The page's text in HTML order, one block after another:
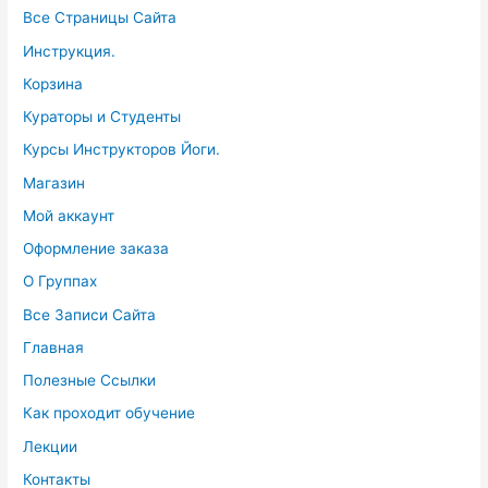
Все Страницы Сайта
Инструкция.
Корзина
Кураторы и Студенты
Курсы Инструкторов Йоги.
Магазин
Мой аккаунт
Оформление заказа
О Группах
Все Записи Сайта
Главная
Полезные Ссылки
Как проходит обучение
Лекции
Контакты